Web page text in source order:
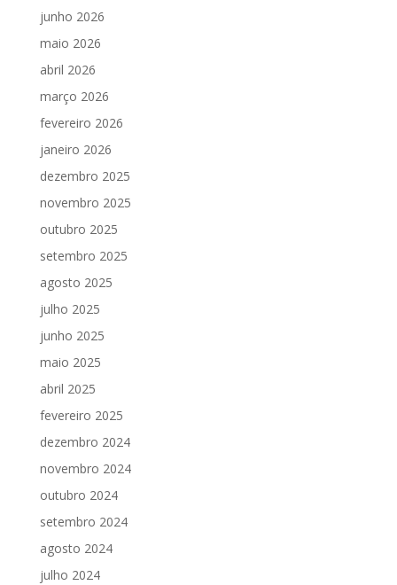
junho 2026
maio 2026
abril 2026
março 2026
fevereiro 2026
janeiro 2026
dezembro 2025
novembro 2025
outubro 2025
setembro 2025
agosto 2025
julho 2025
junho 2025
maio 2025
abril 2025
fevereiro 2025
dezembro 2024
novembro 2024
outubro 2024
setembro 2024
agosto 2024
julho 2024